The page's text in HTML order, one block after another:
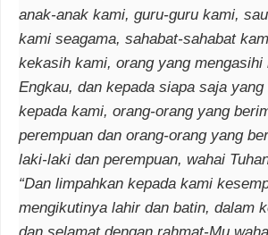
anak-anak kami, guru-guru kami,
kami seagama, sahabat-sahabat
kekasih kami, orang yang mengasihi
Engkau, dan kepada siapa saja
kepada kami, orang-orang yang
perempuan dan orang-orang yang
laki-laki dan perempuan, wahai
“Dan limpahkan kepada kami
mengikutinya lahir dan batin, dalam